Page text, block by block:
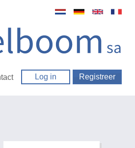
Log in Registreer